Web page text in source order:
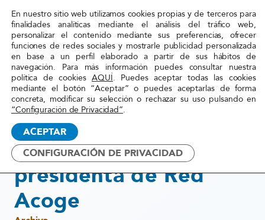
Red
Acoge
Inicio»Actualidad» Fina Hernández, nueva
presidenta de Red Acoge
2 junio, 2015
Fina Hernández, nueva
presidenta de Red
Acoge
En nuestro sitio web utilizamos cookies propias y de terceros para
finalidades analíticas mediante el análisis del tráfico web,
personalizar el contenido mediante sus preferencias, ofrecer
funciones de redes sociales y mostrarle publicidad personalizada
en base a un perfil elaborado a partir de sus hábitos de
navegación. Para más información puedes consultar nuestra
política de cookiesAQUÍ. Puedes aceptar todas las cookies
mediante el botón “Aceptar” o puedes aceptarlas de forma
concreta, modificar su selección o rechazar su uso pulsando en
“Configuración de Privacidad”.
ACEPTAR
CONFIGURACIÓN DE PRIVACIDAD